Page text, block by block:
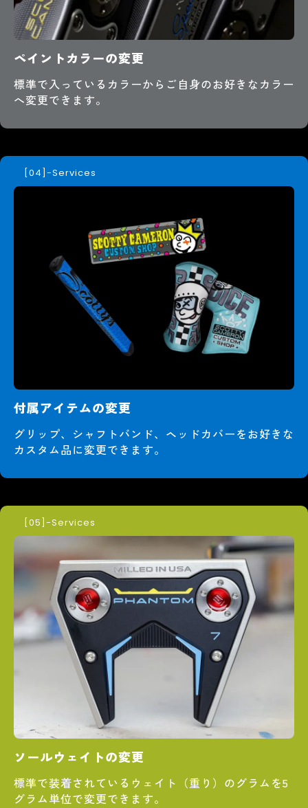
ペイントカラーの変更
標準で入っているカラーからご自身のお好きなカラー
へ変更できます。
-Services
付属アイテムの変更
グリップ、シャフトバンド、ヘッドカバーをお好きな
カスタム品に変更できます。
-Services
ソールウェイトの変更
標準で装着されているウェイト（重り）のグラムを5
グラム単位で変更できます。